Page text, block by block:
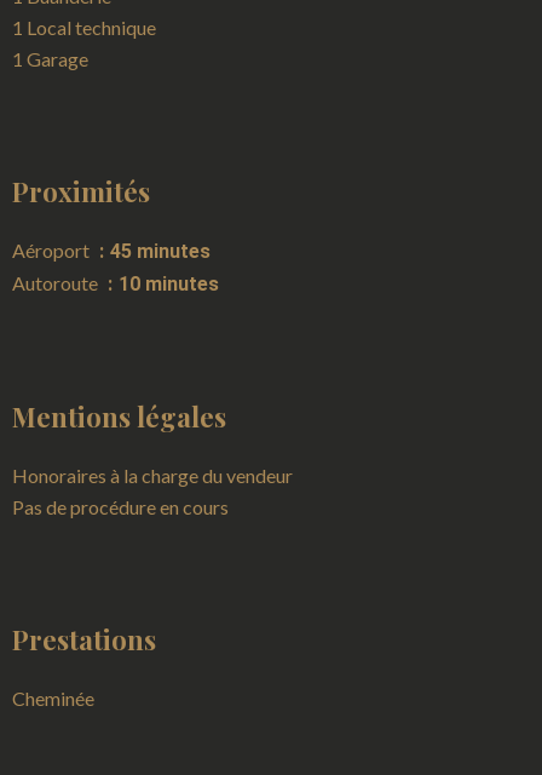
1 Local technique
1 Garage
Proximités
Aéroport
45 minutes
Autoroute
10 minutes
Mentions légales
Honoraires à la charge du vendeur
Pas de procédure en cours
Prestations
Cheminée